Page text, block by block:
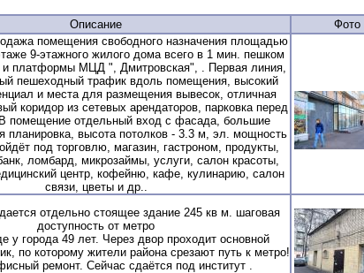
Описание Фото
помещения свободного назначения площадью
9-этажного жилого дома всего в 1 мин. пешком
и платформы МЦД ", Дмитровская", . Первая линия,
пешеходный трафик вдоль помещения, высокий
и места для размещения вывесок, отличная
коридор из сетевых арендаторов, парковка перед
помещение отдельный вход с фасада, большие
планировка, высота потолков - 3.3 м, эл. мощность
под торговлю, магазин, гастроном, продукты,
ломбард, микрозаймы, услуги, салон красоты,
центр, кофейню, кафе, кулинарию, салон
связи, цветы и др..
отдельно стоящее здание 245 кв м. шаговая
доступность от метро
у города 49 лет. Через двор проходит основной
по которому жители района срезают путь к метро!
ремонт. Сейчас сдаётся под институт .